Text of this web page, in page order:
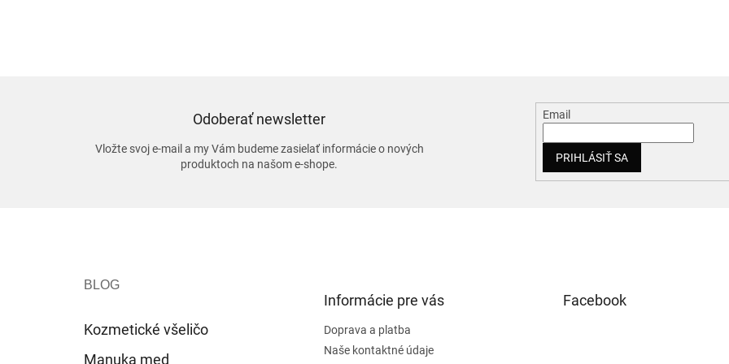
Odoberať newsletter
Vložte svoj e-mail a my Vám budeme zasielať informácie o nových
produktoch na našom e-shope.
Email
PRIHLÁSIŤ SA
Kozmetické všeličo
Manuka med
Informácie pre vás
Doprava a platba
Naše kontaktné údaje
Facebook